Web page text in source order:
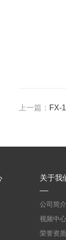
上一篇： FX-
关于我
公司简介
视频中心
荣誉资质